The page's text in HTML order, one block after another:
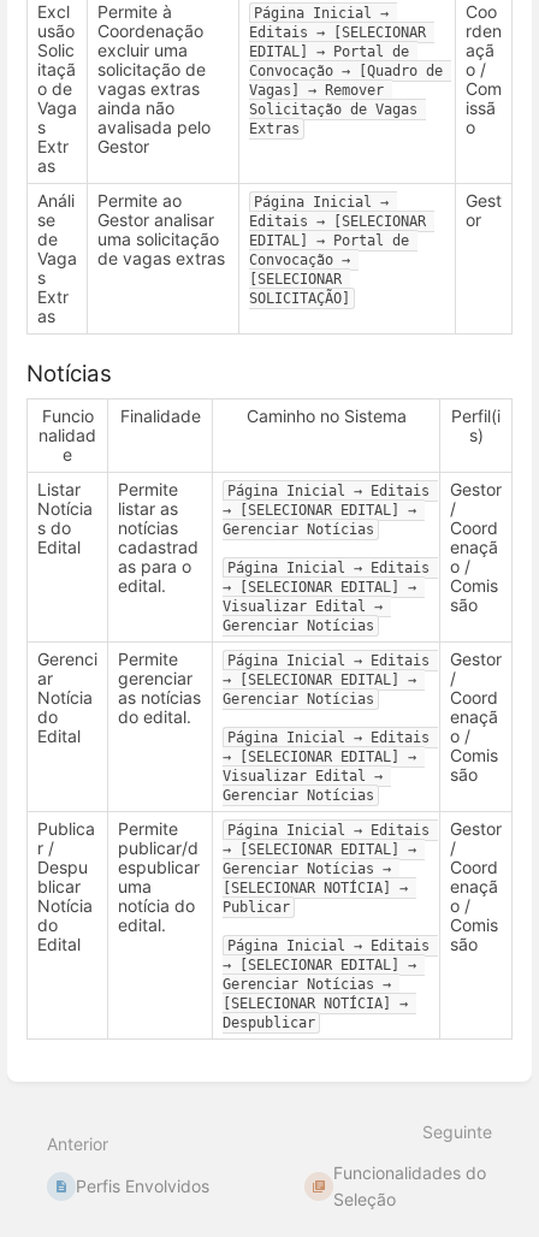
Excl
usão
Solic
itaçã
o de
Vaga
s
Extr
as
Permite à
Coordenação
excluir uma
solicitação de
vagas extras
ainda não
avalisada pelo
Gestor
Página Inicial →
Editais → [SELECIONAR
EDITAL] → Portal de
Convocação → [Quadro de
Vagas] → Remover
Solicitação de Vagas
Extras
Coo
rden
açã
o /
Com
issã
o
Análi
se
de
Vaga
s
Extr
as
Permite ao
Gestor analisar
uma solicitação
de vagas extras
Página Inicial →
Editais → [SELECIONAR
EDITAL] → Portal de
Convocação →
[SELECIONAR
SOLICITAÇÃO]
Gest
or
Notícias
Funcio
nalidad
e
Finalidade Caminho no Sistema
Perfil(i
s)
Listar
Notícia
s do
Edital
Permite
listar as
notícias
cadastrad
as para o
edital.
Página Inicial → Editais
→ [SELECIONAR EDITAL] →
Gerenciar Notícias
Página Inicial → Editais
→ [SELECIONAR EDITAL] →
Visualizar Edital →
Gerenciar Notícias
Gestor
/
Coord
enaçã
o /
Comis
são
Gerenci
ar
Notícia
do
Edital
Permite
gerenciar
as notícias
do edital.
Página Inicial → Editais
→ [SELECIONAR EDITAL] →
Gerenciar Notícias
Página Inicial → Editais
→ [SELECIONAR EDITAL] →
Visualizar Edital →
Gerenciar Notícias
Gestor
/
Coord
enaçã
o /
Comis
são
Publica
r /
Despu
blicar
Notícia
do
Edital
Permite
publicar/d
espublicar
uma
notícia do
edital.
Página Inicial → Editais
→ [SELECIONAR EDITAL] →
Gerenciar Notícias →
[SELECIONAR NOTÍCIA] →
Publicar
Página Inicial → Editais
→ [SELECIONAR EDITAL] →
Gerenciar Notícias →
[SELECIONAR NOTÍCIA] →
Despublicar
Gestor
/
Coord
enaçã
o /
Comis
são
de
seleção
de
seção
Anterior
Perfis Envolvidos
Seguinte
Funcionalidades do
Seleção